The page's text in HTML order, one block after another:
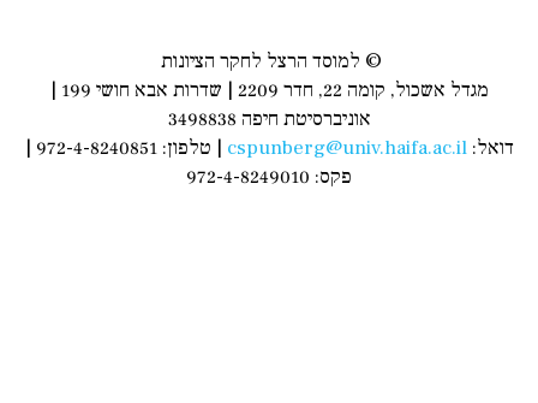
© למוסד הרצל לחקר הציונות
מגדל אשכול, קומה 22, חדר 2209 | שדרות אבא חושי 199 |
אוניברסיטת חיפה 3498838
דואל:cspunberg@univ.haifa.ac.il
| טלפון: 972-4-8240851 |
פקס: 972-4-8249010